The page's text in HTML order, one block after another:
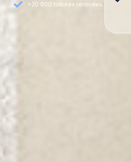
+20 000 toitures rénovées